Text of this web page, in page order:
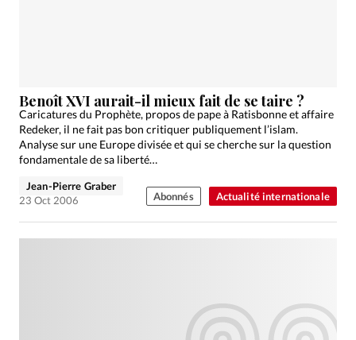
Actualité internationale
Benoît XVI aurait-il mieux fait de se taire ?
Caricatures du Prophète, propos de pape à Ratisbonne et affaire
Redeker, il ne fait pas bon critiquer publiquement l’islam.
Analyse sur une Europe divisée et qui se cherche sur la question
fondamentale de sa liberté…
Jean-Pierre Graber
23 Oct 2006
Abonnés